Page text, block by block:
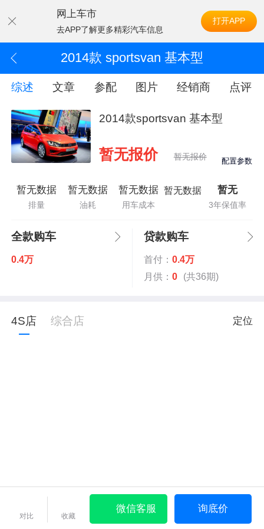
网上车市
去APP了解更多精彩汽车信息
打开APP
2014款 sportsvan 基本型
综述 文章 参配 图片 经销商 点评
2014款sportsvan 基本型
暂无报价 暂无报价 配置参数
暂无数据
排量
暂无数据
油耗
暂无数据
用车成本
暂无数据 暂无
3年保值率
全款购车
0.4万
贷款购车
首付： 0.4万
月供： 0 (共36期)
4S店 综合店 定位
对比 收藏
微信客服 询底价